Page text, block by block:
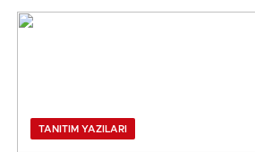
TANITIM YAZILARI